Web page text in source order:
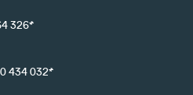
326*
434 032*